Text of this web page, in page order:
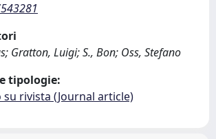
Gratton, Luigi; S., Bon; Oss, Stefano
tipologie:
su rivista (Journal article)